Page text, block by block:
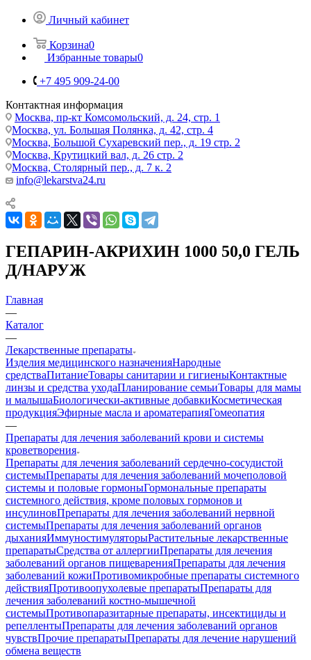
Личный кабинет
Корзина0
Избранные товары0
+7 495 909-24-00
Контактная информация
Москва, пр-кт Комсомольский, д. 24, стр. 1
Москва, ул. Большая Полянка, д. 42, стр. 4
Москва, Большой Сухаревский пер., д. 19 стр. 2
Москва, Крутицкий вал, д. 26 стр. 2
Москва, Столярный пер., д. 7 к. 2
info@lekarstva24.ru
ГЕПАРИН-АКРИХИН 1000 50,0 ГЕЛЬ
Д/НАРУЖ
Главная
—
Каталог
—
Лекарственные препараты
Изделия медицинского назначенияНародные
средстваПитаниеТовары санитарии и гигиеныКонтактные
линзы и средства уходаПланирование семьиТовары для мамы
и малышаБиологически-активные добавкиКосметическая
продукцияЭфирные масла и ароматерапияГомеопатия
—
Препараты для лечения заболеваний крови и системы
кроветворения
Препараты для лечения заболеваний сердечно-сосудистой
системыПрепараты для лечения заболеваний мочеполовой
системы и половые гормоныГормональные препараты
системного действия, кроме половых гормонов и
инсулиновПрепараты для лечения заболеваний нервной
системыПрепараты для лечения заболеваний органов
дыханияИммуностимуляторыРастительные лекарственные
препаратыСредства от аллергииПрепараты для лечения
заболеваний органов пищеваренияПрепараты для лечения
заболеваний кожиПротивомикробные препараты системного
действияПротивоопухолевые препаратыПрепараты для
лечения заболеваний костно-мышечной
системыПротивопаразитарные препараты, инсектициды и
репеллентыПрепараты для лечения заболеваний органов
чувствПрочие препаратыПрепараты для лечение нарушений
обмена веществ